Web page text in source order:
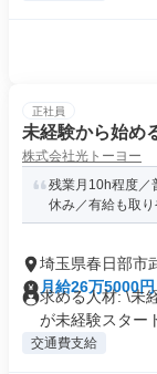
正社員
未経験から始め
株式会社光トーヨー
残業月10h程度／
休み／有給も取
埼玉県春日部市
月給26万5000
求める人材: \未
が未経験スター
交通費支給